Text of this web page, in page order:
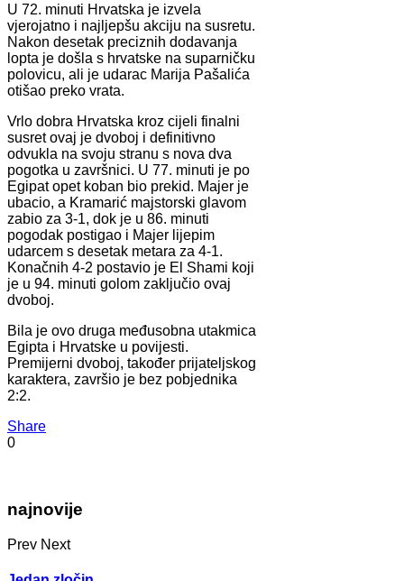
U 72. minuti Hrvatska je izvela
vjerojatno i najljepšu akciju na susretu.
Nakon desetak preciznih dodavanja
lopta je došla s hrvatske na suparničku
polovicu, ali je udarac Marija Pašalića
otišao preko vrata.
Vrlo dobra Hrvatska kroz cijeli finalni
susret ovaj je dvoboj i definitivno
odvukla na svoju stranu s nova dva
pogotka u završnici. U 77. minuti je po
Egipat opet koban bio prekid. Majer je
ubacio, a Kramarić majstorski glavom
zabio za 3-1, dok je u 86. minuti
pogodak postigao i Majer lijepim
udarcem s desetak metara za 4-1.
Konačnih 4-2 postavio je El Shami koji
je u 94. minuti golom zaključio ovaj
dvoboj.
Bila je ovo druga međusobna utakmica
Egipta i Hrvatske u povijesti.
Premijerni dvoboj, također prijateljskog
karaktera, završio je bez pobjednika
2:2.
Share
0
najnovije
Prev Next